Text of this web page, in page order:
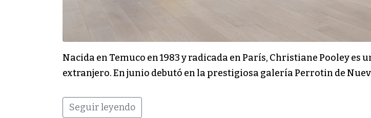
Nacida en Temuco en 1983 y radicada en París, Christiane Pooley es
extranjero. En junio debutó en la prestigiosa galería Perrotin de
Seguir leyendo